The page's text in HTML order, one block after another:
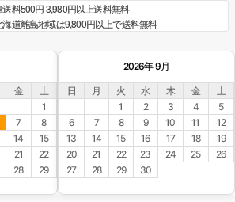
料500円 3,980円以上送料無料
海道離島地域は9,800円以上で送料無料
金
土
1
7
8
14
15
21
22
28
29
2026年 9月
日 月 火 水 木 金
土
1
2 3 4
5
6
7 8 9 10 11
12
13
14 15 16 17 18
19
20
21 22 23 24 25
26
27
28 29 30